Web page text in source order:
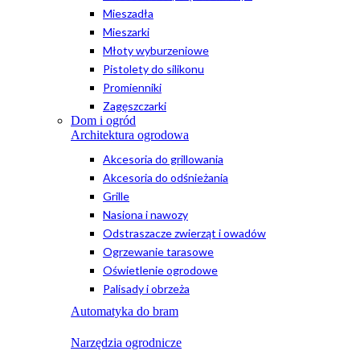
Mieszadła
Mieszarki
Młoty wyburzeniowe
Pistolety do silikonu
Promienniki
Zagęszczarki
Dom i ogród
Architektura ogrodowa
Akcesoria do grillowania
Akcesoria do odśnieżania
Grille
Nasiona i nawozy
Odstraszacze zwierząt i owadów
Ogrzewanie tarasowe
Oświetlenie ogrodowe
Palisady i obrzeża
Automatyka do bram
Narzędzia ogrodnicze